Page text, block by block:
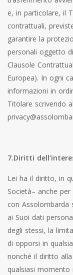
e, in particolare, il
contrattuali,
garantire la
personali oggetto
Clausole
Europea). In ogni
informazioni in
Titolare scrivendo
7.Diritti
Lei ha il diritto, in
Società– anche
con Assolombarda
ai Suoi dati
degli stessi, la
di opporsi in
nonché il diritto
qualsiasi momento